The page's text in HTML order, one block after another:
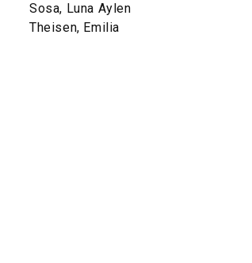
Sosa, Luna Aylen
Theisen, Emilia